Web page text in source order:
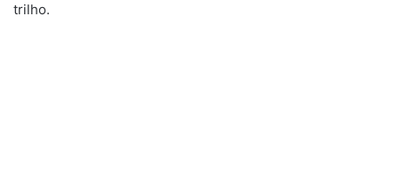
trilho.